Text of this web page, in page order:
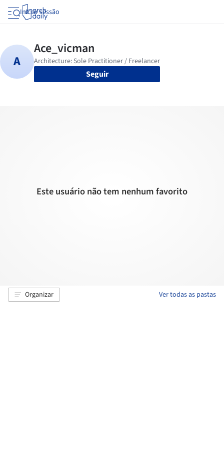
Iniciar sessão
Seguir
Este usuário não tem nenhum favorito
Organizar Ver todas as pastas